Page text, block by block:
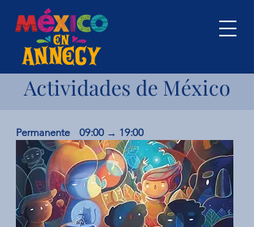
Actividades de México
Permanente 09:00 → 19:00